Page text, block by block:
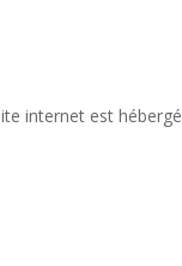
internet est hébergé